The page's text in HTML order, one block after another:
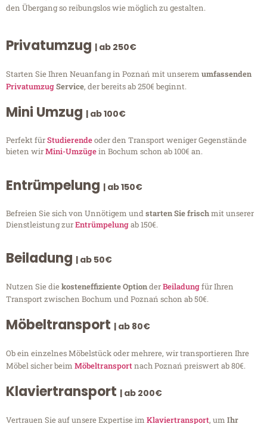
den Übergang so reibungslos wie möglich zu gestalten.
Privatumzug | ab 250€
Starten Sie Ihren Neuanfang in Poznań mit unserem umfassenden
PrivatumzugService, der bereits ab 250€ beginnt.
Mini Umzug | ab 100€
Perfekt fürStudierendeoder den Transport weniger Gegenstände
bieten wirMini-Umzügein Bochum schon ab 100€ an.
Entrümpelung | ab 150€
Befreien Sie sich von Unnötigem undstarten Sie frischmit unserer
Dienstleistung zurEntrümpelungab 150€.
Beiladung | ab 50€
Nutzen Sie diekosteneffiziente OptionderBeiladungfür Ihren
Transport zwischen Bochum und Poznań schon ab 50€.
Möbeltransport | ab 80€
Ob ein einzelnes Möbelstück oder mehrere, wir transportieren Ihre
Möbel sicher beim Möbeltransportnach Poznań preiswert ab 80€.
Klaviertransport | ab 200€
Vertrauen Sie auf unsere Expertise im Klaviertransport, um Ihr